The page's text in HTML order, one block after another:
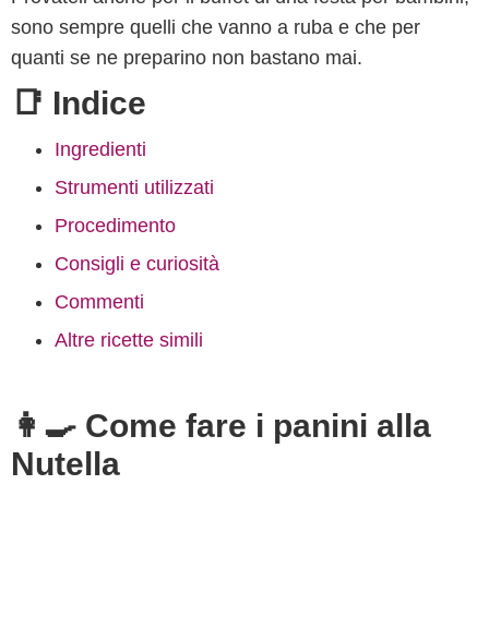
sono sempre quelli che vanno a ruba e che per
quanti se ne preparino non bastano mai.
📑 Indice
Ingredienti
Strumenti utilizzati
Procedimento
Consigli e curiosità
Commenti
Altre ricette simili
👩‍🍳 Come fare i panini alla
Nutella